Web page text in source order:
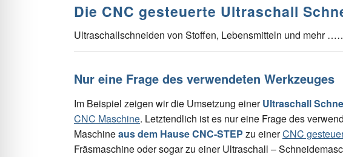
Die CNC gesteuerte Ultraschall
Ultraschallschneiden von Stoffen, Lebensmitteln und mehr
Nur eine Frage des verwendeten Werkzeuges
Im Beispiel zeigen wir die Umsetzung einerUltraschall
CNC Maschine. Letztendlich ist es nur eine Frage des
Maschineaus dem Hause CNC-STEP zu einerCNC
Fräsmaschine oder sogar zu einer Ultraschall –